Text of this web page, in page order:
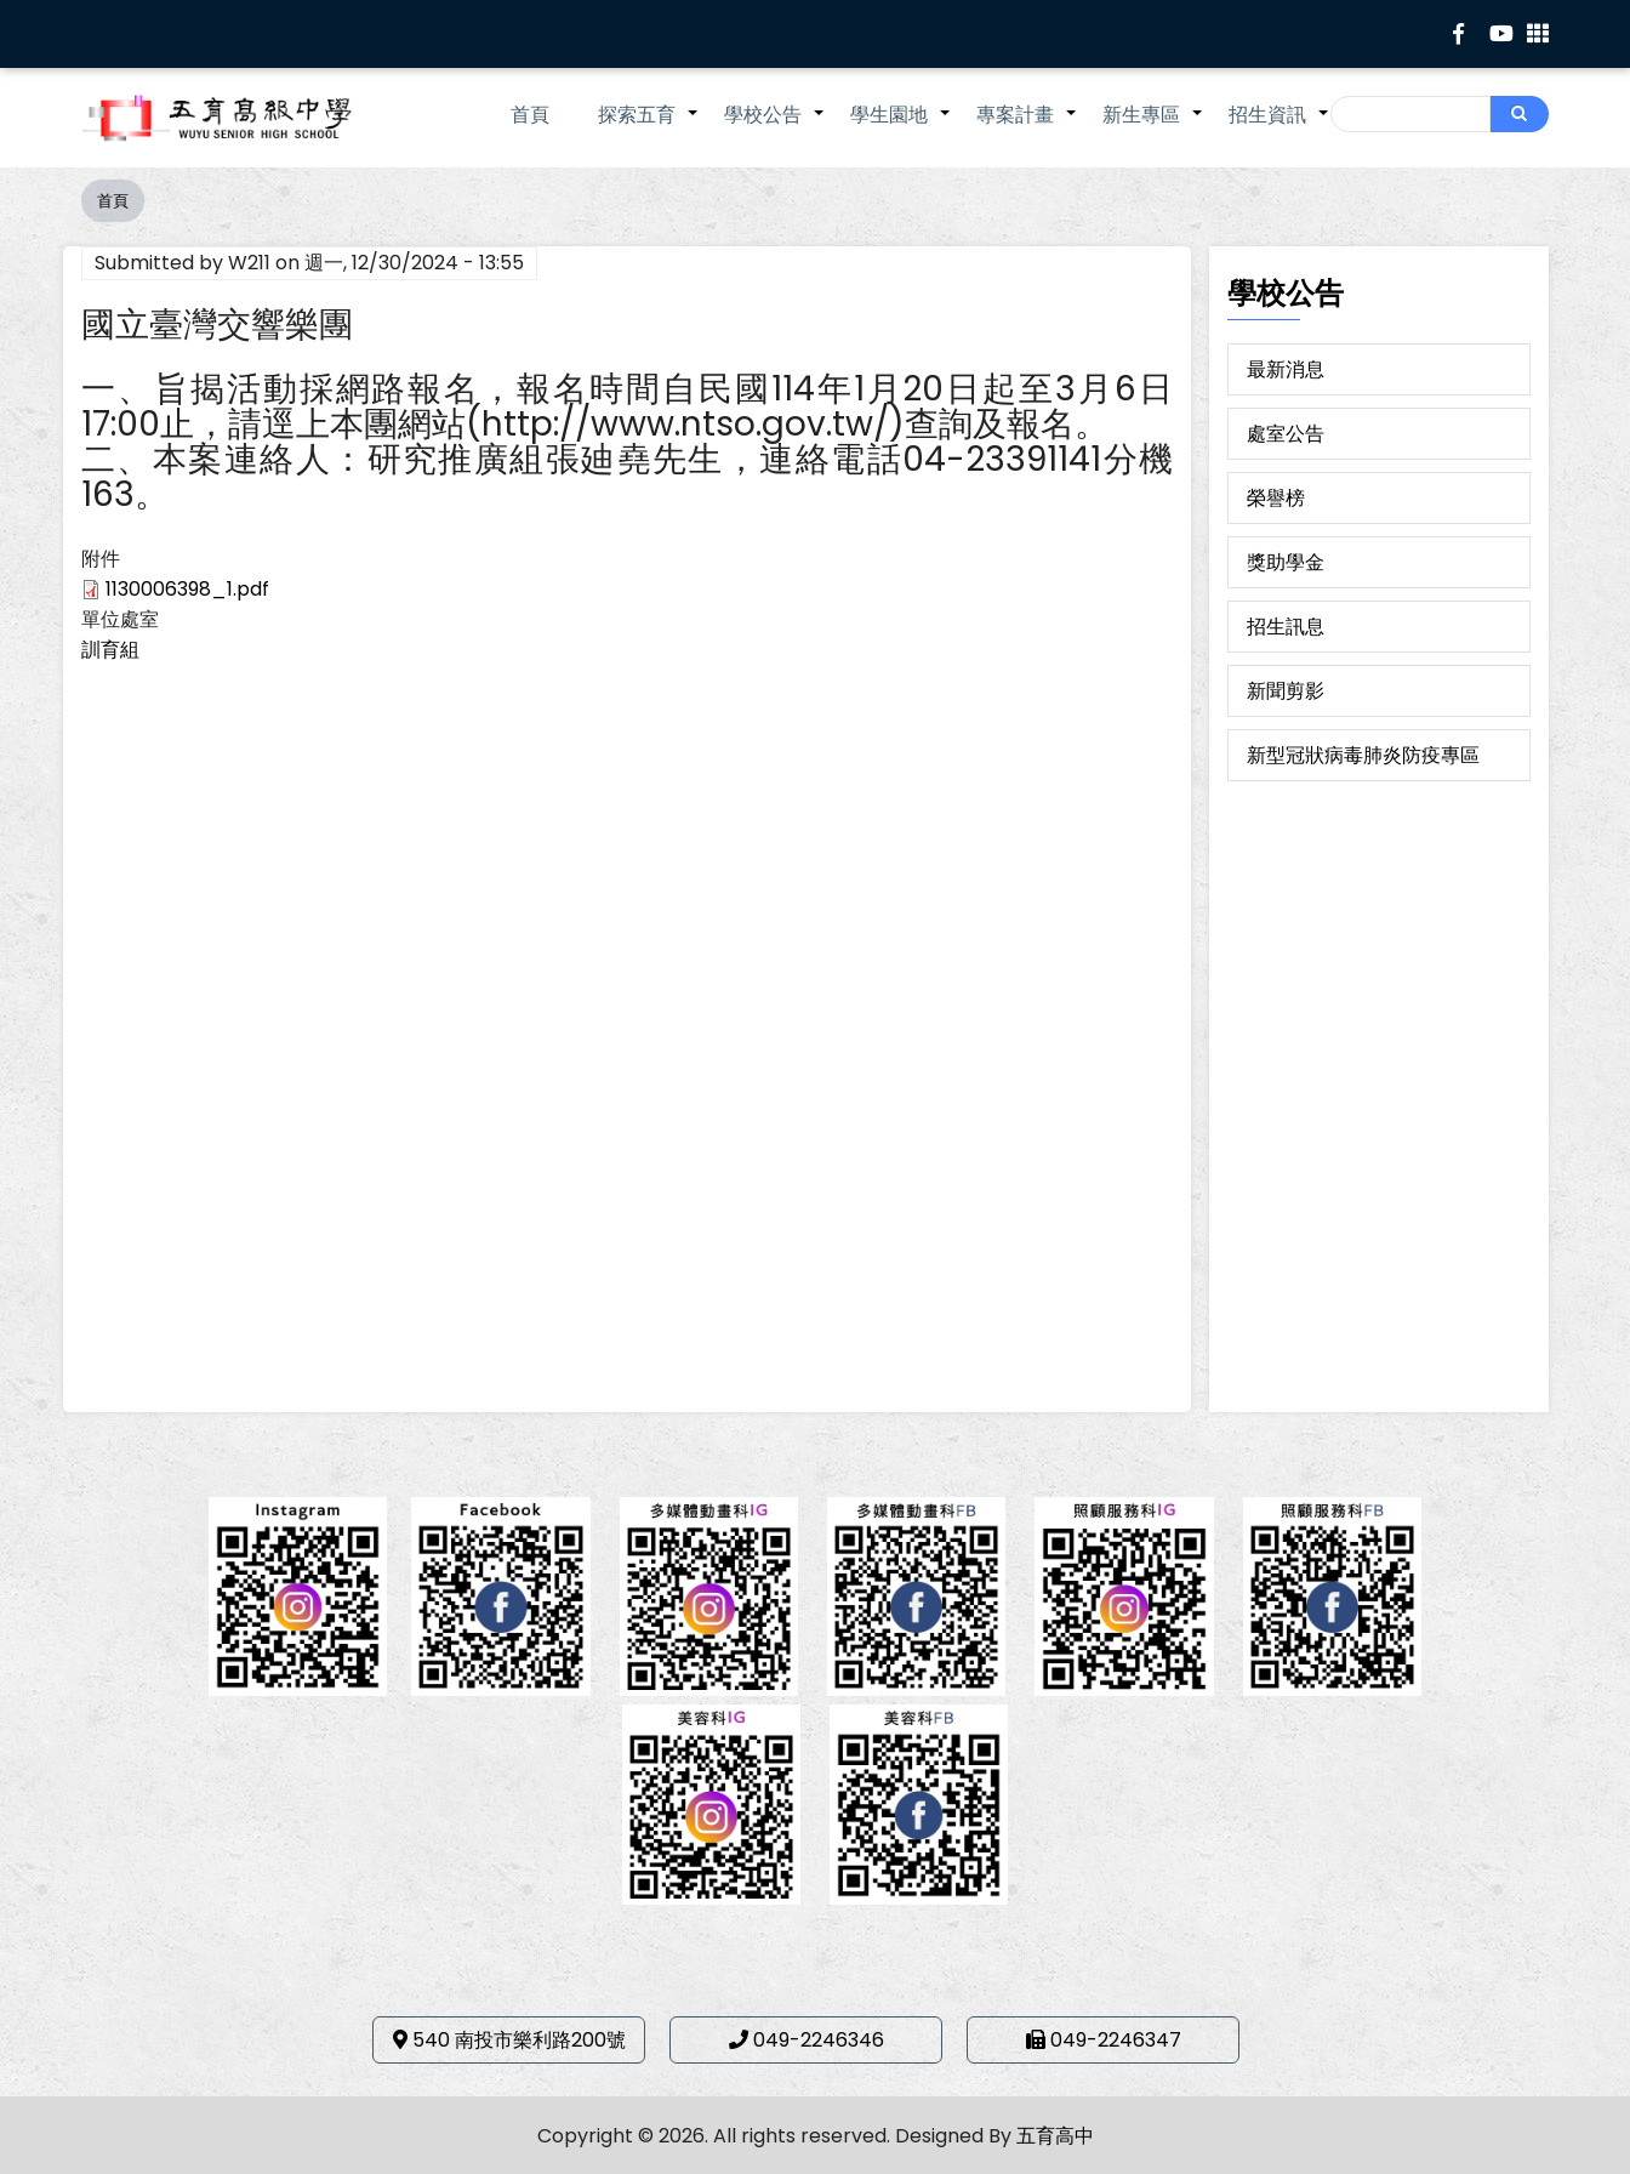
主
Search
Search
Main
navigation
首頁 +
探索五育 +
學校公告 +
學生園地 +
專案計畫 +
新生專區 +
招生資訊
導
航
連
首頁
Submitted byW211 on週一, 12/30/2024 - 13:55
國立臺灣交響樂團
一、旨揭活動採網路報名，報名時間自民國114年1月20日起至3月6日
17:00止，請逕上本團網站(http://www.ntso.gov.tw/)查詢及報名。
二、本案連絡人：研究推廣組張廸堯先生，連絡電話04-23391141分機
163。
附件
1130006398_1.pdf
單位處室
訓育組
學校公告
最新消息
處室公告
榮譽榜
獎助學金
招生訊息
新聞剪影
新型冠狀病毒肺炎防疫專區
540 南投市樂利路200號 049-2246346 049-2246347
Copyright © 2026. All rights reserved. Designed By五育高中